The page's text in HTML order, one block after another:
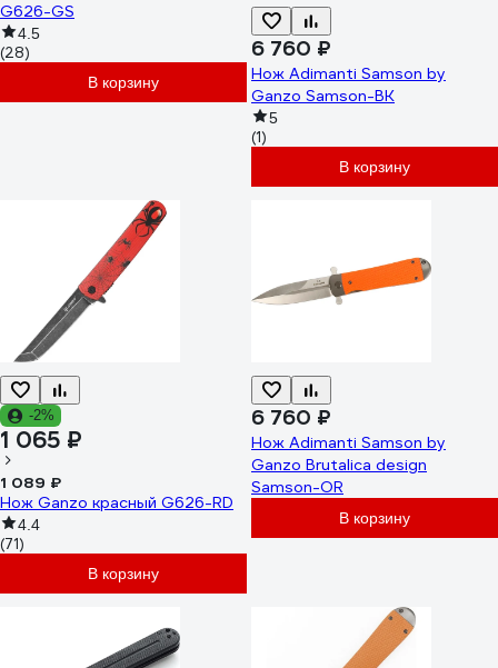
G626-GS
4.5
(28)
В корзину
6 760 ₽
Нож Adimanti Samson by
Ganzo Samson-BK
5
(1)
В корзину
-2%
1 065 ₽
1 089 ₽
Нож Ganzo красный G626-RD
4.4
(71)
В корзину
6 760 ₽
Нож Adimanti Samson by
Ganzo Brutalica design
Samson-OR
В корзину